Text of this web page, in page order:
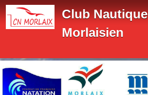
Club Nautique
Morlaisien
Panneau de gestion des cookies